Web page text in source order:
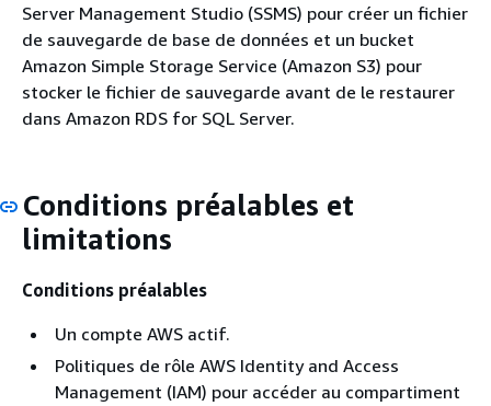
Server Management Studio (SSMS) pour créer un fichier
de sauvegarde de base de données et un bucket
Amazon Simple Storage Service (Amazon S3) pour
stocker le fichier de sauvegarde avant de le restaurer
dans Amazon RDS for SQL Server.
Conditions préalables et
limitations
Conditions préalables
Un compte AWS actif.
Politiques de rôle AWS Identity and Access
Management (IAM) pour accéder au compartiment